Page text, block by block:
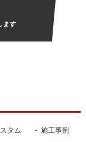
ます
タム
施工事例